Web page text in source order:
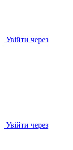
Увійти через
Увійти через